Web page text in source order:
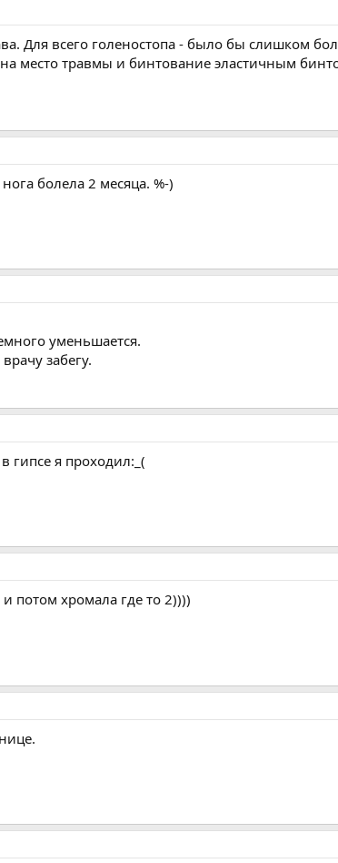
Для всего голеностопа - было бы слишком
место травмы и бинтование эластичным
болела 2 месяца. %-)
уменьшается.
забегу.
гипсе я проходил:_(
потом хромала где то 2))))